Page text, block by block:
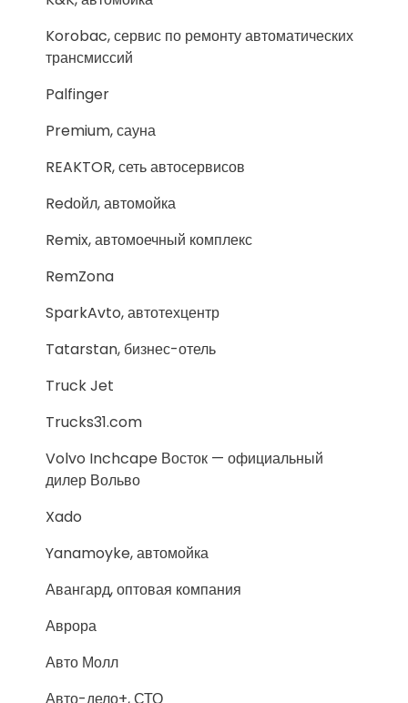
Korobac, сервис по ремонту автоматических
трансмиссий
Palfinger
Premium, сауна
REAKTOR, сеть автосервисов
Redойл, автомойка
Remix, автомоечный комплекс
RemZona
SparkAvto, автотехцентр
Tatarstan, бизнес-отель
Truck Jet
Trucks31.com
Volvo Inchcape Восток — официальный
дилер Вольво
Xado
Yanamoyke, автомойка
Авангард, оптовая компания
Аврора
Авто Молл